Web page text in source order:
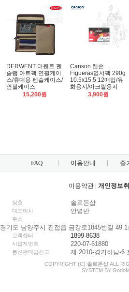
DERWENT 더웬트 펜
슬랩 아트팩 연필케이
스/휴대용 펜슬케이스/
연필케이스
15,200원
Canson 캔손
Figueras엽서팩 290g
10.5x15.5 12매입/유
화용지/아크릴용지
3,900원
FAQ 이용안내 즐
이용약관| 개인정보
상호 솔로몬샵
대표이사 안병만
주소
경기도 남양주시 진접읍 금강로1845번길 49
고객센터 1899-8638
사업자번호 220-07-61880
통신판매업신고 제 2010-경기하남-6
COPYRIGHT (C) 솔로몬샵 ALL
SYSTEM BY Godo